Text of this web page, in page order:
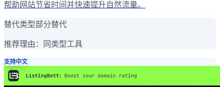
帮助网站节省时间并快速提升自然流量。
替代类型部分替代
推荐理由： 同类型工具
支持中文